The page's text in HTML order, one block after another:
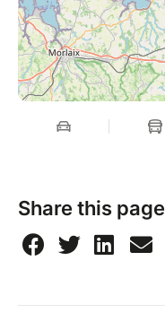
Share this page